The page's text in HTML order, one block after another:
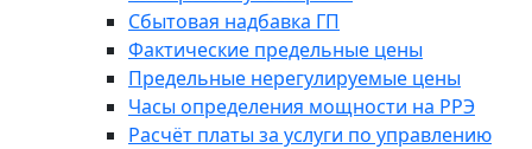
Сбытовая надбавка ГП
Фактические предельные цены
Предельные нерегулируемые цены
Часы определения мощности на РРЭ
Расчёт платы за услуги по управлению